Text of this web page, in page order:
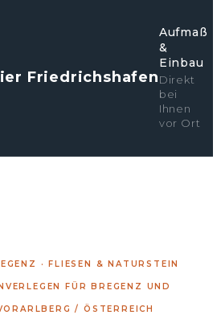
Friedrichshafen
Aufmaß
&
Einbau
Direkt
bei
Ihnen
vor Ort
· FLIESEN & NATURSTEIN
FÜR BREGENZ UND
/ ÖSTERREICH